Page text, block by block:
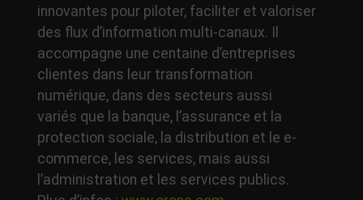
innovantes pour piloter, faciliter et valoriser
des flux d’information multi-canaux. Il
accompagne une centaine d’entreprises
clientes dans leur transformation
numérique, dans des secteurs aussi
variés que la banque, l’assurance et la
protection sociale, la distribution et le e-
commerce, les services, mais aussi
l’administration et les services publics.